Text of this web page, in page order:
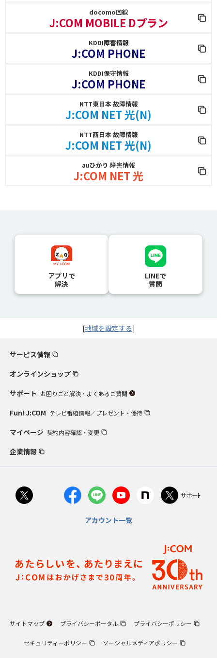
docomo回線
J:COM MOBILE Dプラン
KDDI障害情報
J:COM PHONE
KDDI保守情報
J:COM PHONE
NTT東日本 故障情報
J:COM NET 光(N)
NTT西日本 故障情報
J:COM NET 光(N)
auひかり 障害情報
J:COM NET 光
アプリで
解決
LINEで
質問
[地域を設定する]
サービス情報
オンラインショップ
サポート お困りごと解決・よくあるご質問
Fun! J:COM テレビ番組情報／プレゼント・優待
マイページ 契約内容確認・変更
企業情報
アカウント一覧
サイトマップ プライバシーポータル プライバシーポリシー
セキュリティーポリシー ソーシャルメディアポリシー